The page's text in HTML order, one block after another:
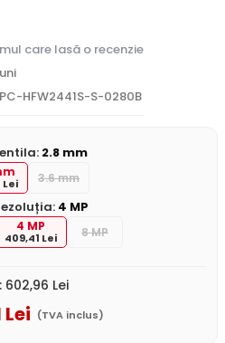
care lasă o recenzie
HFW2441S-S-0280B
2.8 mm
Lei 3.6 mm
4 MP
4 MP
409,41 Lei 8 MP
602,96 Lei
Lei (TVA inclus)